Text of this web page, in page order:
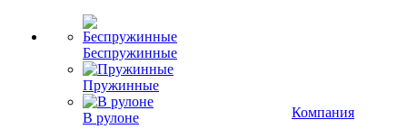
Беспружинные
Пружинные
В рулоне
Компания